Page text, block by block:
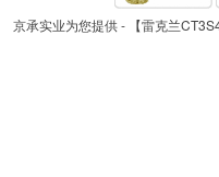
京承实业为您提供 - 【雷克兰